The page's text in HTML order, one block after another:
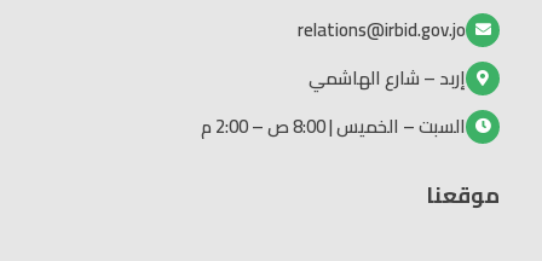
relations@irbid.gov.jo
إربد – شارع الهاشمي
السبت – الخميس | 8:00 ص – 2:00 م
موقعنا